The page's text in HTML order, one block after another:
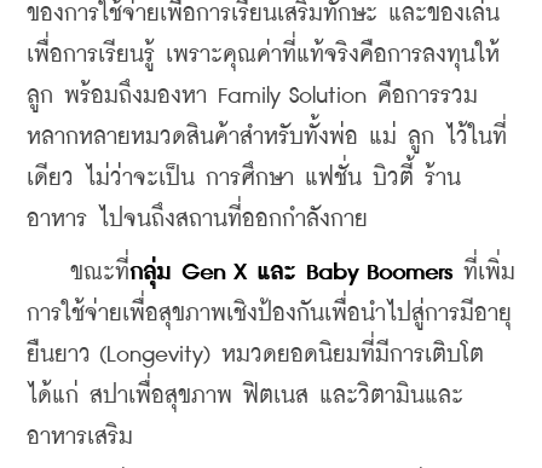
ของการใช้จ่ายเพื่อการเรียนเสริมทักษะ และของเล่น
เพื่อการเรียนรู้ เพราะคุณค่าที่แท้จริงคือการลงทุนให้
ลูก พร้อมถึงมองหา Family Solution คือการรวม
หลากหลายหมวดสินค้าสำหรับทั้งพ่อ แม่ ลูก ไว้ในที่
เดียว ไม่ว่าจะเป็น การศึกษา แฟชั่น บิวตี้ ร้าน
อาหาร ไปจนถึงสถานที่ออกกำลังกาย
ขณะที่กลุ่ม Gen X และ Baby Boomers ที่เพิ่ม
การใช้จ่ายเพื่อสุขภาพเชิงป้องกันเพื่อนำไปสู่การมีอายุ
ยืนยาว (Longevity) หมวดยอดนิยมที่มีการเติบโต
ได้แก่ สปาเพื่อสุขภาพ ฟิตเนส และวิตามินและ
อาหารเสริม